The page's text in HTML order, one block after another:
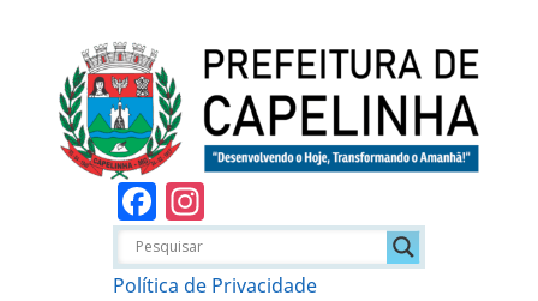
Facebook
Política de Privacidade